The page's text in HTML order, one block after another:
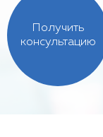
Получить
консультацию